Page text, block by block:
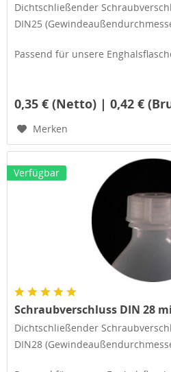
Dichtschließender
DIN25
Passend für unsere
0,35 € (Netto) | 0,42 €
Merken
Verfügbar
Schraubverschluss DIN 28
Dichtschließender
DIN28